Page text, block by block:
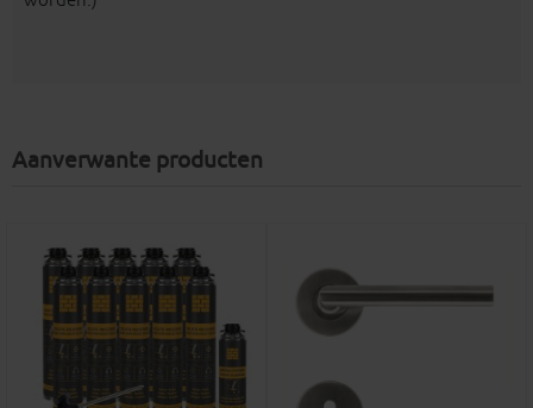
Aanverwante producten